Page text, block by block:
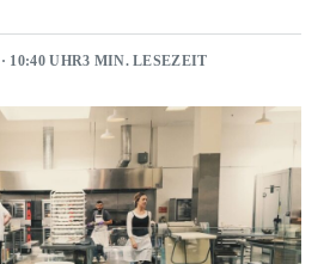
10:40 UHR3 MIN. LESEZEIT